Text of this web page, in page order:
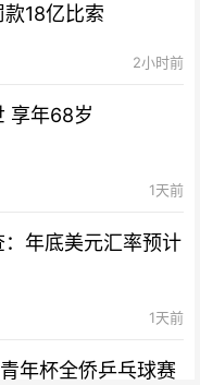
18亿比索
2小时前
享年68岁
1天前
年底美元汇率预计
1天前
年杯全侨乒乓球赛